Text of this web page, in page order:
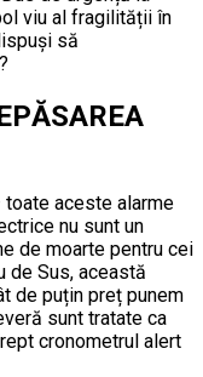
viu al fragilității în
să
aceste alarme
nu sunt un
de moarte pentru cei
de Sus, această
de puțin preț punem
sunt tratate ca
cronometrul alert